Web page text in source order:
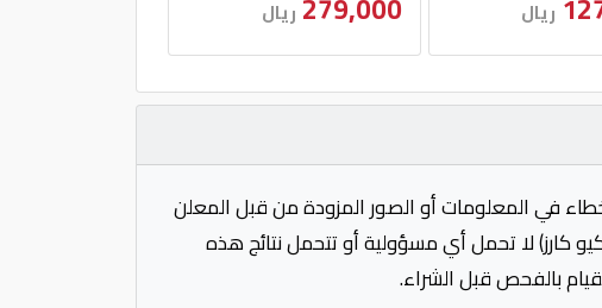
ريال ريال
في المعلومات أو الصور المزودة من قبل المعلن
كارز) لا تحمل أي مسؤولية أو تتحمل نتائج هذه
بالفحص قبل الشراء.